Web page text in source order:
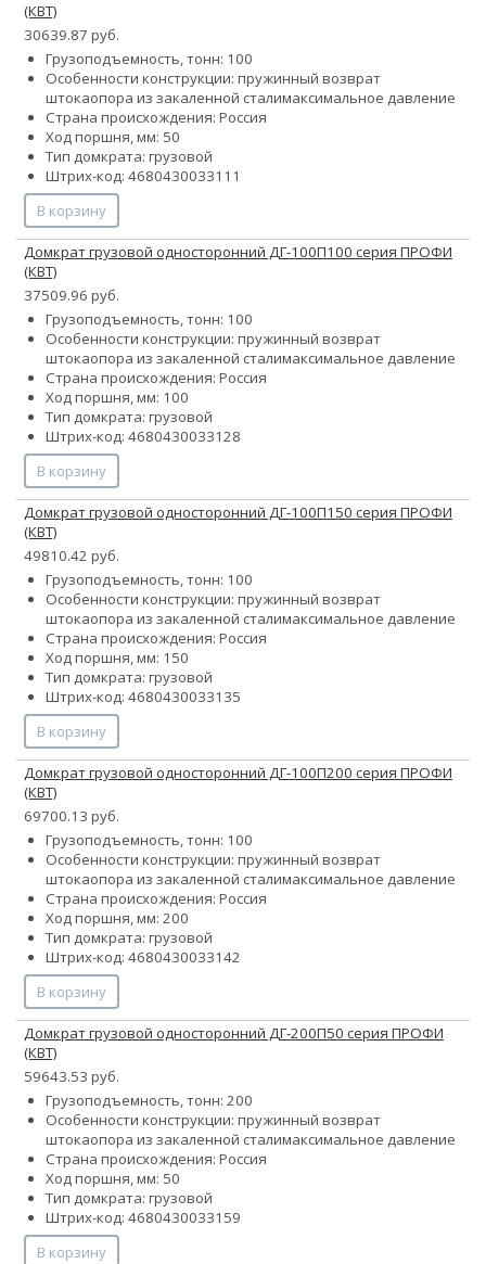
(КВТ)
30639.87 руб.
Грузоподъемность, тонн: 100
Особенности конструкции: пружинный возврат
штокаопора из закаленной сталимаксимальное давление
Страна происхождения: Россия
Ход поршня, мм: 50
Тип домкрата: грузовой
Штрих-код: 4680430033111
В корзину
Домкрат грузовой односторонний ДГ-100П100 серия ПРОФИ
(КВТ)
37509.96 руб.
Грузоподъемность, тонн: 100
Особенности конструкции: пружинный возврат
штокаопора из закаленной сталимаксимальное давление
Страна происхождения: Россия
Ход поршня, мм: 100
Тип домкрата: грузовой
Штрих-код: 4680430033128
В корзину
Домкрат грузовой односторонний ДГ-100П150 серия ПРОФИ
(КВТ)
49810.42 руб.
Грузоподъемность, тонн: 100
Особенности конструкции: пружинный возврат
штокаопора из закаленной сталимаксимальное давление
Страна происхождения: Россия
Ход поршня, мм: 150
Тип домкрата: грузовой
Штрих-код: 4680430033135
В корзину
Домкрат грузовой односторонний ДГ-100П200 серия ПРОФИ
(КВТ)
69700.13 руб.
Грузоподъемность, тонн: 100
Особенности конструкции: пружинный возврат
штокаопора из закаленной сталимаксимальное давление
Страна происхождения: Россия
Ход поршня, мм: 200
Тип домкрата: грузовой
Штрих-код: 4680430033142
В корзину
Домкрат грузовой односторонний ДГ-200П50 серия ПРОФИ
(КВТ)
59643.53 руб.
Грузоподъемность, тонн: 200
Особенности конструкции: пружинный возврат
штокаопора из закаленной сталимаксимальное давление
Страна происхождения: Россия
Ход поршня, мм: 50
Тип домкрата: грузовой
Штрих-код: 4680430033159
В корзину